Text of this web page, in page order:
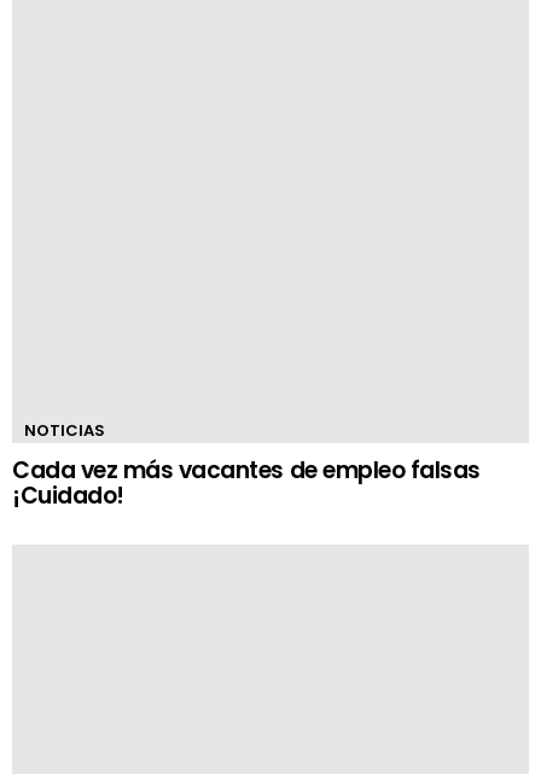
NOTICIAS
Cada vez más vacantes de empleo falsas
¡Cuidado!